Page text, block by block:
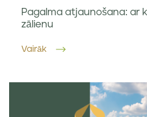
Pagalma atjaunošana: ar
zālienu
Vairāk